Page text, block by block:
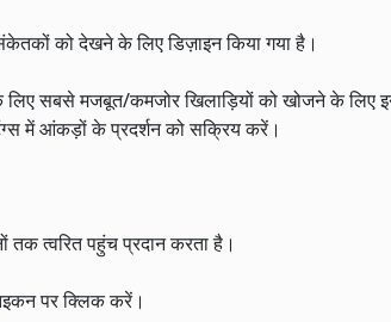
को देखने के लिए डिज़ाइन किया गया है।
लिए सबसे मजबूत/कमजोर खिलाड़ियों को खोजने के लिए
में आंकड़ों के प्रदर्शन को सक्रिय करें।
त्‍वरित पहुंच प्रदान करता है।
पर क्लिक करें।